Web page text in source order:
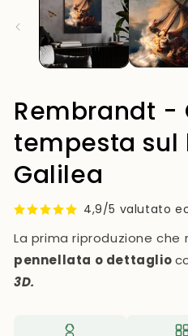
Rembrandt -
tempesta sul
Galilea
4,9/5 valutato
La prima riproduzione che
pennellata o dettaglio
3D.